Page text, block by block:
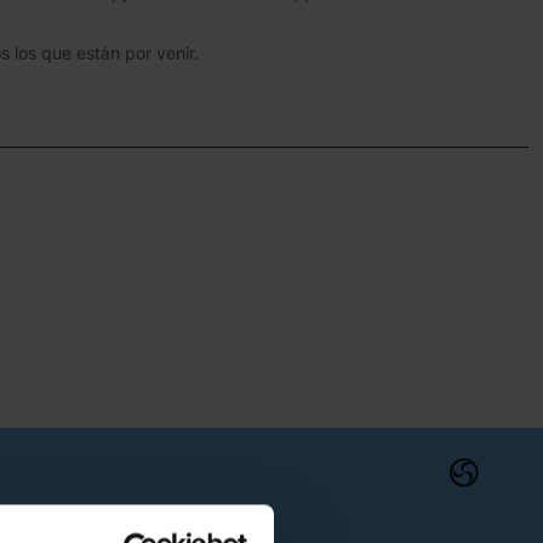
los que están por venir.